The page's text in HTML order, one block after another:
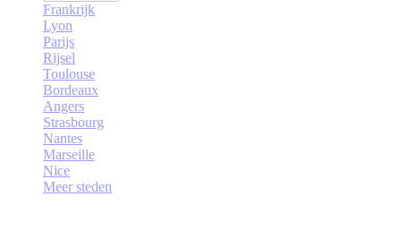
Frankrijk
Lyon
Parijs
Rijsel
Toulouse
Bordeaux
Angers
Strasbourg
Nantes
Marseille
Nice
Meer steden